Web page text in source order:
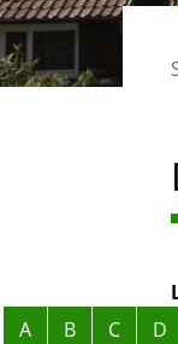
A B C D